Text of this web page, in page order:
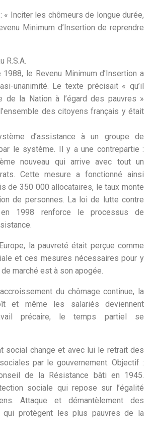
les chômeurs de longue durée,
Minimum d’Insertion de reprendre
le Revenu Minimum d’Insertion a
unanimité. Le texte précisait « qu’il
de la Nation à l’égard des pauvres »
des citoyens français y était
d’assistance à un groupe de
le système. Il y a une contrepartie :
nouveau qui arrive avec tout un
Cette mesure a fonctionné ainsi
de 350 000 allocataires, le taux monte
de personnes. La loi de lutte contre
1998 renforce le processus de
la pauvreté était perçue comme
et ces mesures nécessaires pour y
de marché est à son apogée.
du chômage continue, la
et même les salariés deviennent
précaire, le temps partiel se
change et avec lui le retrait des
par le gouvernement. Objectif :
de la Résistance bâti en 1945.
sociale qui repose sur l’égalité
Attaque et démantèlement des
qui protègent les plus pauvres de la